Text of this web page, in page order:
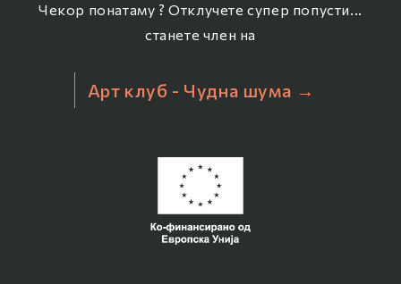
Чекор понатаму ? Отклучете супер попусти...
станете член на
Арт клуб - Чудна шума →